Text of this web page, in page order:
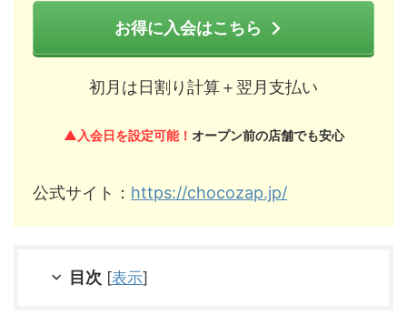
お得に入会はこちら
初月は日割り計算＋翌月支払い
▲入会日を設定可能！ オープン前の店舗でも安心
公式サイト： https://chocozap.jp/
目次 [表示]